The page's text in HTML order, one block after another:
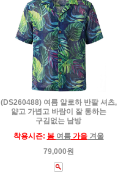
(DS260488) 여름 알로하 반팔 셔츠,
얇고 가볍고 바람이 잘 통하는
구김없는 남방
착용시즌: 봄 여름가을겨울
79,000원